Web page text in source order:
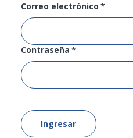
Armstrong
Astellas Farma
Bausch & Lomb
Besins
Correo electrónico *
Contraseña *
Ingresar